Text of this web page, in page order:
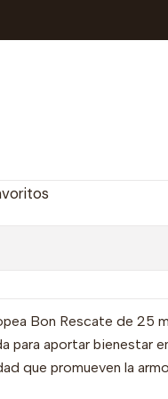
FRESHLY- 23-D
-
Bon Rescate de 25
para aportar bienestar
que promueven la